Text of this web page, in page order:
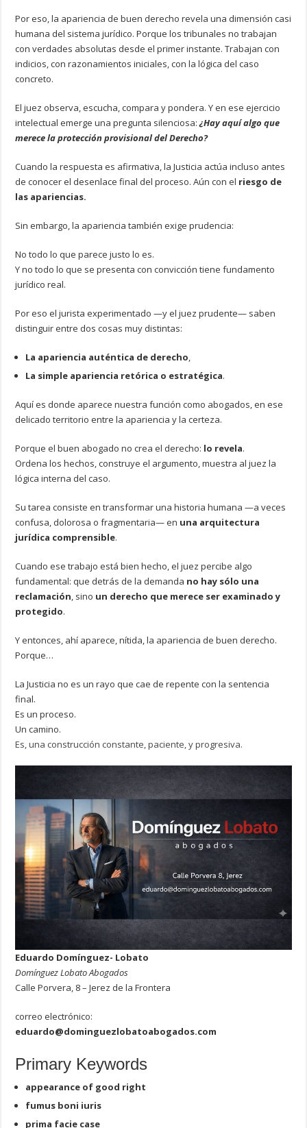
Por eso, la apariencia de buen derecho revela una dimensión casi
humana del sistema jurídico. Porque los tribunales no trabajan
con verdades absolutas desde el primer instante. Trabajan con
indicios, con razonamientos iniciales, con la lógica del caso
concreto.
El juez observa, escucha, compara y pondera. Y en ese ejercicio
intelectual emerge una pregunta silenciosa:¿Hay aquí algo que
merece la protección provisional del Derecho?
Cuando la respuesta es afirmativa, la Justicia actúa incluso antes
de conocer el desenlace final del proceso. Aún con el riesgo de
las apariencias.
Sin embargo, la apariencia también exige prudencia:
No todo lo que parece justo lo es.
Y no todo lo que se presenta con convicción tiene fundamento
jurídico real.
Por eso el jurista experimentado —y el juez prudente— saben
distinguir entre dos cosas muy distintas:
La apariencia auténtica de derecho
La simple apariencia retórica o estratégica.
Aquí es donde aparece nuestra función como abogados, en ese
delicado territorio entre la apariencia y la certeza.
Porque el buen abogado no crea el derecho: lo revela.
Ordena los hechos, construye el argumento, muestra al juez la
lógica interna del caso.
Su tarea consiste en transformar una historia humana —a veces
confusa, dolorosa o fragmentaria— en una arquitectura
jurídica comprensible.
Cuando ese trabajo está bien hecho, el juez percibe algo
fundamental: que detrás de la demanda no hay sólo una
reclamación , sino un derecho que merece ser examinado y
protegido.
Y entonces, ahí aparece, nítida, la apariencia de buen derecho.
Porque…
La Justicia no es un rayo que cae de repente con la sentencia
final.
Es un proceso.
Un camino.
Es, una construcción constante, paciente, y progresiva.
Eduardo Domínguez- Lobato
Domínguez Lobato Abogados
Calle Porvera, 8 – Jerez de la Frontera
correo electrónico:
eduardo@dominguezlobatoabogados.com
Primary Keywords
appearance of good right
fumus boni iuris
prima facie case